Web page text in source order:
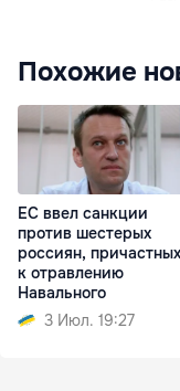
Похожие
ЕС ввел санкции
против шестерых
россиян, причастных
к отравлению
Навального
3 Июл. 19:27